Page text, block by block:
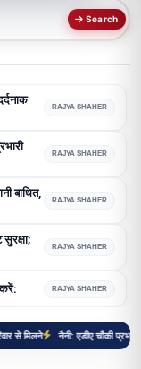
Search
RAJYA SHAHER
RAJYA SHAHER
बाधित,
RAJYA SHAHER
RAJYA SHAHER
RAJYA SHAHER
नैनी: एडीए चौकी प्रभारी लेखपाल सिंह